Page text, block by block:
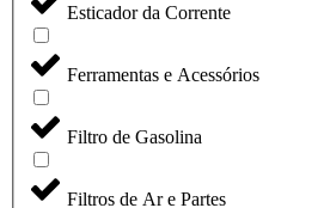
Esticador da Corrente
Ferramentas e Acessórios
Filtro de Gasolina
Filtros de Ar e Partes